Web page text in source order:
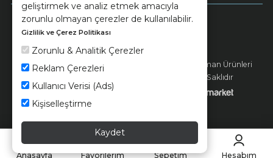
geliştirmek ve analiz etmek amacıyla
zorunlu olmayan çerezler de kullanılabilir.
Gizlilik ve Çerez Politikası
Zorunlu & Analitik Çerezler
Reklam Çerezleri
Kullanıcı Verisi (Ads)
Kişiselleştirme
Kaydet
© 2026 Ünsa Madencilik Turizm Enerji Seramik Orman Ürünleri
Elektrik Üretim San. ve Tic. A.Ş. - Tüm Hakları Saklıdır
Anasayfa Favorilerim Sepetim Hesabım